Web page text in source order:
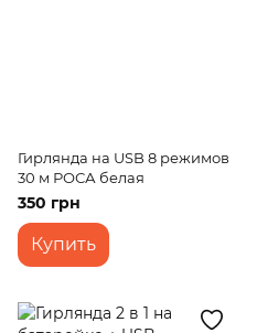
Гирлянда на USB 8 режимов
30 м РОСА белая
350 грн
Купить